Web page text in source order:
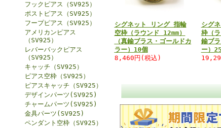
フックピアス（SV925）
ポストピアス（SV925）
フープピアス（SV925）
アメリカンピアス
（SV925）
レバーバックピアス
（SV925）
キャッチ（SV925）
ピアス空枠（SV925）
ピアスキャッチ（SV925）
デザインパーツ(SV925)
チャームパーツ(SV925)
金具パーツ(SV925)
ペンダント空枠（SV925）
シグネット リング 指輪
空枠（ラウンド 12mm）
（真鍮ブラス・ゴールドカ
ラー）10個
8,460円(税込)
シグ
枠（
鍮ブ
ー）